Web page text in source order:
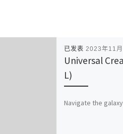
已发表 2023年11月
Universal
L)
Navigate the